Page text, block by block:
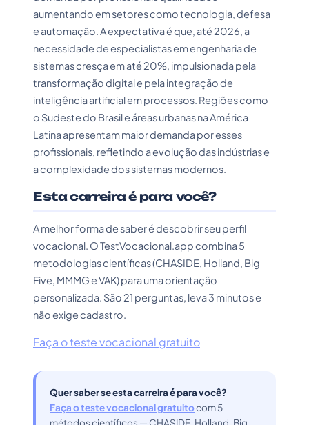
aumentando em setores como tecnologia, defesa
e automação. A expectativa é que, até 2026, a
necessidade de especialistas em engenharia de
sistemas cresça em até 20%, impulsionada pela
transformação digital e pela integração de
inteligência artificial em processos. Regiões como
o Sudeste do Brasil e áreas urbanas na América
Latina apresentam maior demanda por esses
profissionais, refletindo a evolução das indústrias e
a complexidade dos sistemas modernos.
Esta carreira é para você?
A melhor forma de saber é descobrir seu perfil
vocacional. O TestVocacional.app combina 5
metodologias científicas (CHASIDE, Holland, Big
Five, MMMG e VAK) para uma orientação
personalizada. São 21 perguntas, leva 3 minutos e
não exige cadastro.
Faça o teste vocacional gratuito
Quer saber se esta carreira é para você?
Faça o teste vocacional gratuitocom 5
métodos científicos — CHASIDE, Holland, Big